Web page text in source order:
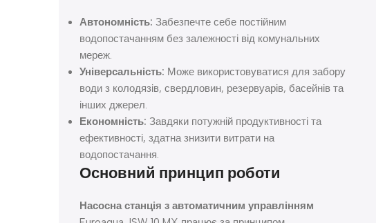
Автономність: Забезпечте себе постійним
водопостачанням без залежності від комунальних
мереж.
Універсальність: Може використовуватися для забору
води з колодязів, свердловин, резервуарів, басейнів та
інших джерел.
Економність: Завдяки потужній продуктивності та
ефективності, здатна знизити витрати на
водопостачання.
Основний принцип роботи
Насосна станція з автоматичним управлінням